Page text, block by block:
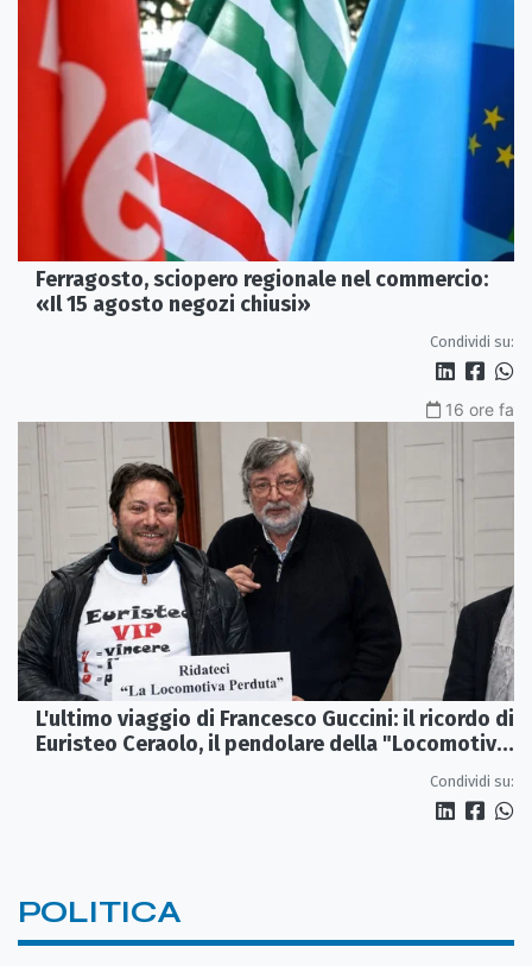
Ferragosto, sciopero regionale nel commercio:
«Il 15 agosto negozi chiusi»
Condividi su:
16 ore fa
L'ultimo viaggio di Francesco Guccini: il ricordo di
Euristeo Ceraolo, il pendolare della "Locomotiva
Condividi su:
POLITICA